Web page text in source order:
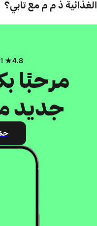
الغذائية ذ م م مع تابي؟
4.8
مرحبًا
جديد